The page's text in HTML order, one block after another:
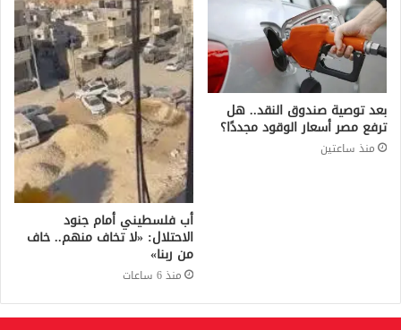
بعد توصية صندوق النقد.. هل
ترفع مصر أسعار الوقود مجددًا؟
منذ ساعتين
أب فلسطيني أمام جنود
الاحتلال: «لا تخاف منهم.. خاف
من ربنا»
منذ 6 ساعات